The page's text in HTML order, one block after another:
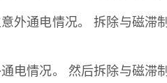
外通电情况。 拆除与磁滞
电情况。 然后拆除与磁滞